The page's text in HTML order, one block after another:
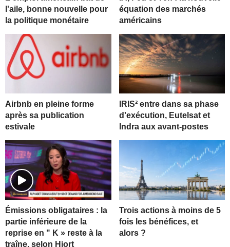
l'aile, bonne nouvelle pour
la politique monétaire
équation des marchés
américains
Airbnb en pleine forme
après sa publication
estivale
IRIS² entre dans sa phase
d'exécution, Eutelsat et
Indra aux avant-postes
Émissions obligataires : la
partie inférieure de la
reprise en " K » reste à la
traîne, selon Hjort
Trois actions à moins de 5
fois les bénéfices, et
alors ?